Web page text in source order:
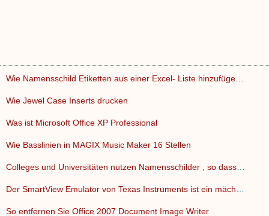
Wie Namensschild Etiketten aus einer Excel- Liste hinzufüge…
Wie Jewel Case Inserts drucken
Was ist Microsoft Office XP Professional
Wie Basslinien in MAGIX Music Maker 16 Stellen
So entfernen Sie Office 2007 Document Image Writer